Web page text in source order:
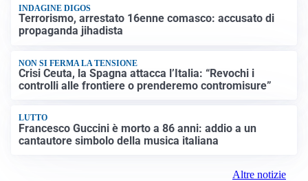
INDAGINE DIGOS
Terrorismo, arrestato 16enne comasco: accusato di
propaganda jihadista
NON SI FERMA LA TENSIONE
Crisi Ceuta, la Spagna attacca l’Italia: “Revochi i
controlli alle frontiere o prenderemo contromisure”
LUTTO
Francesco Guccini è morto a 86 anni: addio a un
cantautore simbolo della musica italiana
Altre notizie